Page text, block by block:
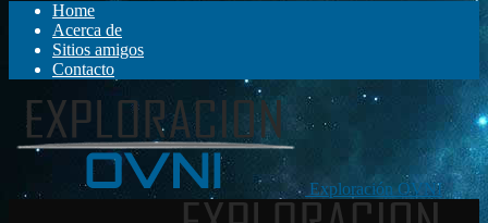
Home
Acerca de
Sitios amigos
Contacto
Exploración OVNI